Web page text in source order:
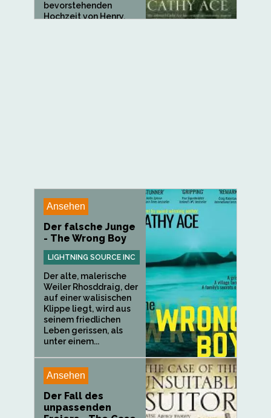
bevorstehenden
Hochzeit von Henry,
Ansehen
Der falsche Junge
- The Wrong Boy
LIGHTNING SOURCE INC
Der alte, malerische
Weiler Rhosddraig, der
auf einer walisischen
Klippe liegt, wird aus
seinem friedlichen
Leben gerissen, als
unter einem...
Ansehen
Der Fall des
unpassenden